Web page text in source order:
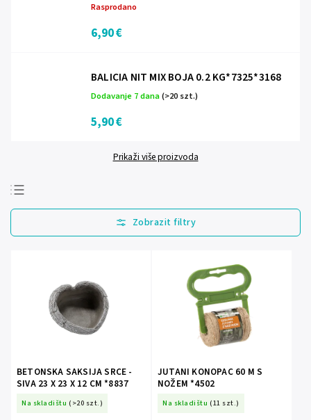
Rasprodano
6,90 €
BALICIA NIT MIX BOJA 0.2 KG*7325*3168
Dodavanje 7 dana(>20 szt.)
5,90 €
Prikaži više proizvoda
Najprodavanije
Najjeftinije
Abecedno
BETONSKA SAKSIJA SRCE -
SIVA 23 X 23 X 12 CM *8837
Na skladištu (>20 szt.)
JUTANI KONOPAC 60 M S
NOŽEM *4502
Na skladištu (11 szt.)